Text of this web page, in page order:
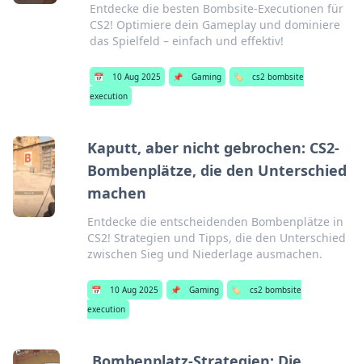
Entdecke die besten Bombsite-Executionen für
CS2! Optimiere dein Gameplay und dominiere
das Spielfeld – einfach und effektiv!
📅 10 Aug 2025 📌 Gaming 🏷️
cs2 bombsite
execution
Kaputt, aber nicht gebrochen: CS2-
Bombenplätze, die den Unterschied
machen
Entdecke die entscheidenden Bombenplätze in
CS2! Strategien und Tipps, die den Unterschied
zwischen Sieg und Niederlage ausmachen.
📅 10 Aug 2025 📌 Gaming 🏷️
cs2 bombsite
execution